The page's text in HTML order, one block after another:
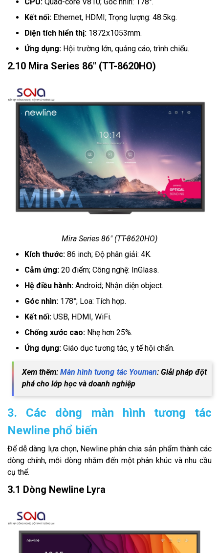
CPU: Quad-core V810; Góc nhìn: 178°.
Kết nối: Ethernet, HDMI; Trọng lượng: 48.5kg.
Diện tích hiển thị: 1872x1053mm.
Ứng dụng: Hội trường lớn, quảng cáo, trình chiếu.
2.10 Mira Series 86" (TT-8620HO)
Mira Series 86" (TT-8620HO)
Kích thước: 86 inch; Độ phân giải: 4K.
Cảm ứng: 20 điểm; Công nghệ: InGlass.
Hệ điều hành: Android; Nhận diện object.
Góc nhìn: 178°; Loa: Tích hợp.
Kết nối: USB, HDMI, WiFi.
Chống xước cao: Nhẹ hơn 25%.
Ứng dụng: Giáo dục tương tác, y tế hội chẩn.
Xem thêm:Màn hình tương tác Youman: Giải pháp đột
phá cho lớp học và doanh nghiệp
3. Các dòng màn hình tương tác
Newline phổ biến
Để dễ dàng lựa chọn, Newline phân chia sản phẩm thành các
dòng chính, mỗi dòng nhắm đến một phân khúc và nhu cầu
cụ thể.
3.1 Dòng Newline Lyra